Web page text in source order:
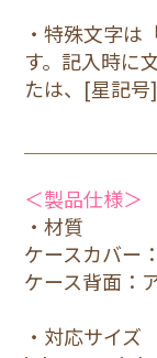
・特殊文字
す。記入時に
たは、[星記号
＜製品仕様＞
・材質
ケースカバー
ケース背面：
・対応サイズ
14Pro
3,800円(税
14Plus
3,800円(税込)
1.青
14ProMax